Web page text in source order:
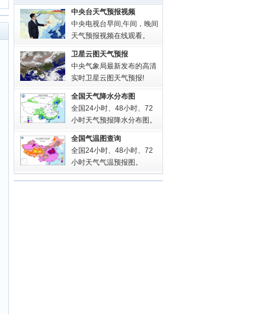
中央台天气预报视频
中央电视台早间,午间，晚间
天气预报视频在线观看。
卫星云图天气预报
中央气象局最新发布的高清
实时卫星云图天气预报!
全国天气降水分布图
全国24小时、48小时、72
小时天气预报降水分布图。
全国气温图查询
全国24小时、48小时、72
小时天气气温预报图。